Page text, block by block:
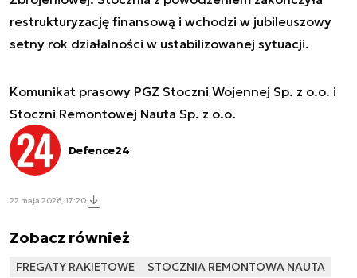
restrukturyzację finansową i wchodzi w jubileuszowy
setny rok działalności w ustabilizowanej sytuacji.
Komunikat prasowy PGZ Stoczni Wojennej Sp. z o.o. i
Stoczni Remontowej Nauta Sp. z o.o.
Defence24
22 maja 2026, 17:20
Zobacz również
FREGATY RAKIETOWE
STOCZNIA REMONTOWA NAUTA